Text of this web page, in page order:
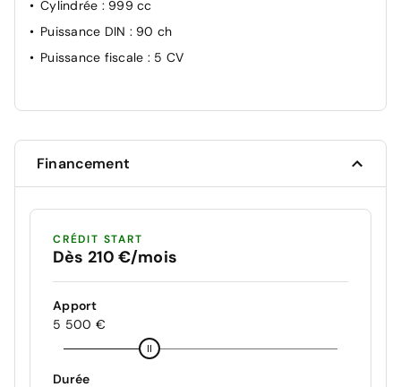
Cylindrée : 999 cc
Puissance DIN : 90 ch
Puissance fiscale : 5 CV
Financement
CRÉDIT START
Dès 210 €/mois
Apport
5 500 €
Durée